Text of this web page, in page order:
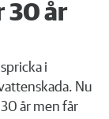
30 år
i
Nu
år men får